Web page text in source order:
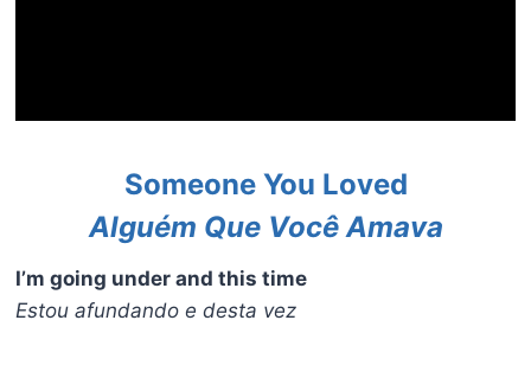
Someone You Loved
Alguém Que Você Amava
I’m going under and this time
Estou afundando e desta vez